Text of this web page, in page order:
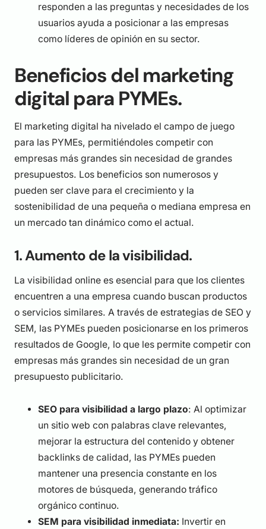
responden a las preguntas y necesidades de los
usuarios ayuda a posicionar a las empresas
como líderes de opinión en su sector.
Beneficios del marketing
digital para PYMEs.
El marketing digital ha nivelado el campo de juego
para las PYMEs, permitiéndoles competir con
empresas más grandes sin necesidad de grandes
presupuestos. Los beneficios son numerosos y
pueden ser clave para el crecimiento y la
sostenibilidad de una pequeña o mediana empresa en
un mercado tan dinámico como el actual.
1. Aumento de la visibilidad.
La visibilidad online es esencial para que los clientes
encuentren a una empresa cuando buscan productos
o servicios similares. A través de estrategias de SEO y
SEM, las PYMEs pueden posicionarse en los primeros
resultados de Google, lo que les permite competir con
empresas más grandes sin necesidad de un gran
presupuesto publicitario.
SEO para visibilidad a largo plazo: Al optimizar
un sitio web con palabras clave relevantes,
mejorar la estructura del contenido y obtener
backlinks de calidad, las PYMEs pueden
mantener una presencia constante en los
motores de búsqueda, generando tráfico
orgánico continuo.
SEM para visibilidad inmediata: Invertir en